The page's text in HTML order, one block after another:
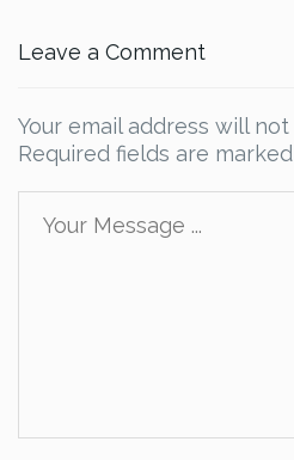
Leave a Comment
Your email address will
Required fields are marked